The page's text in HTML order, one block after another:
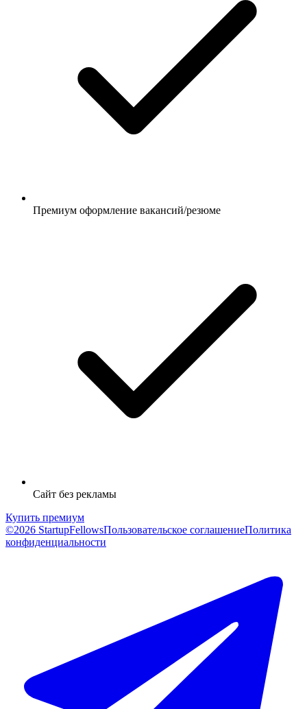
Премиум оформление вакансий/резюме
Сайт без рекламы
Купить премиум
©2026 StartupFellowsПользовательское соглашениеПолитика
конфиденциальности